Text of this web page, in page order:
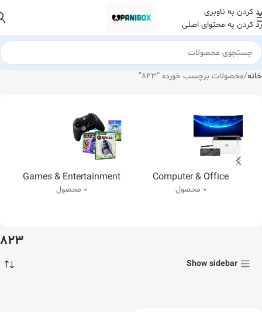
رد کردن به ناوبری
رد کردن به محتوای اصلی
خانه محصولات برچسب خورده “823”
Computer & Office
0 محصول
Games & Entertainment
0 محصول
823
Show sidebar